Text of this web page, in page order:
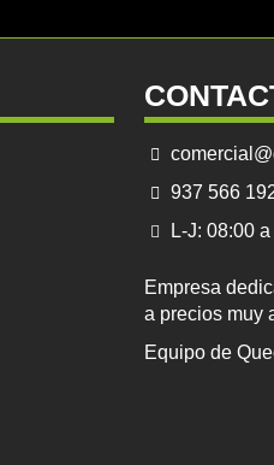
937 566
L-J: 08:00
Empresa
a precios muy
Equipo de